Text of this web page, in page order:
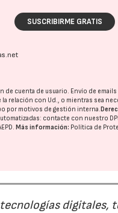
SUSCRIBIRME GRATIS
cuenta de usuario. Envío de emails
la relación con Ud., o mientras sea
por motivos de gestión interna.
contacte con nuestro
.Más información: Política de
digitales,